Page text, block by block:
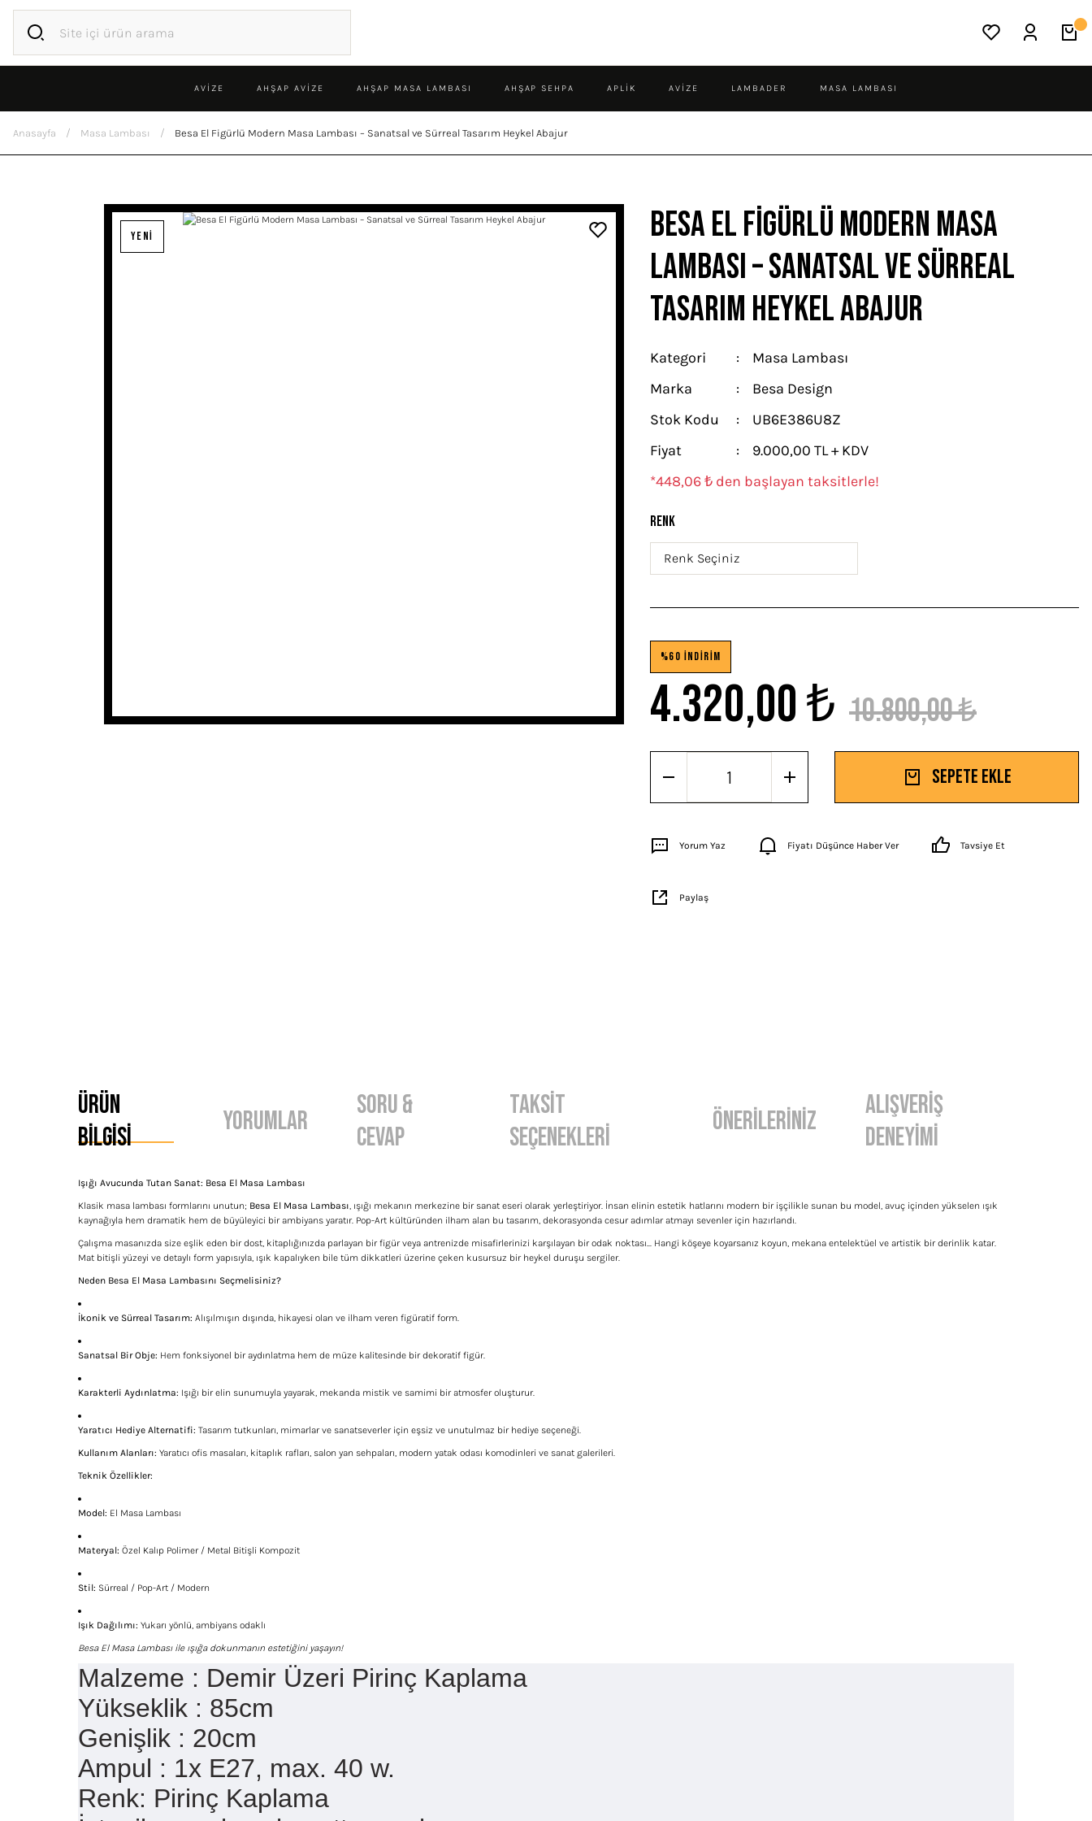
AVİZE AHŞAP AVIZE AHŞAP MASA LAMBASI AHŞAP SEHPA APLIK AVIZE LAMBADER MASA LAMBASI
Anasayfa Masa Lambası Besa El Figürlü Modern Masa Lambası – Sanatsal ve Sürreal Tasarım Heykel Abajur
YENİ
Besa El Figürlü Modern Masa
Lambası – Sanatsal ve Sürreal
Tasarım Heykel Abajur
Kategori
Masa Lambası
Marka
Besa Design
Stok Kodu
UB6E386U8Z
Fiyat
9.000,00 TL + KDV
*448,06 ₺ den başlayan taksitlerle!
Renk
%60 İNDİRİM
4.320,00 ₺ 10.800,00 ₺
Sepete Ekle
Yorum Yaz Fiyatı Düşünce Haber Ver Tavsiye Et
Paylaş
Ürün
Bilgisi
Yorumlar
Soru &
Cevap
Taksit
Seçenekleri
Önerileriniz
Alışveriş
Deneyimi
Işığı Avucunda Tutan Sanat: Besa El Masa Lambası
Klasik masa lambası formlarını unutun; Besa El Masa Lambası, ışığı mekanın merkezine bir sanat eseri olarak yerleştiriyor. İnsan elinin estetik hatlarını modern bir işçilikle sunan bu model, avuç içinden yükselen ışık
kaynağıyla hem dramatik hem de büyüleyici bir ambiyans yaratır. Pop-Art kültüründen ilham alan bu tasarım, dekorasyonda cesur adımlar atmayı sevenler için hazırlandı.
Çalışma masanızda size eşlik eden bir dost, kitaplığınızda parlayan bir figür veya antrenizde misafirlerinizi karşılayan bir odak noktası... Hangi köşeye koyarsanız koyun, mekana entelektüel ve artistik bir derinlik katar.
Mat bitişli yüzeyi ve detaylı form yapısıyla, ışık kapalıyken bile tüm dikkatleri üzerine çeken kusursuz bir heykel duruşu sergiler.
Neden Besa El Masa Lambasını Seçmelisiniz?
İkonik ve Sürreal Tasarım: Alışılmışın dışında, hikayesi olan ve ilham veren figüratif form.
Sanatsal Bir Obje: Hem fonksiyonel bir aydınlatma hem de müze kalitesinde bir dekoratif figür.
Karakterli Aydınlatma: Işığı bir elin sunumuyla yayarak, mekanda mistik ve samimi bir atmosfer oluşturur.
Yaratıcı Hediye Alternatifi: Tasarım tutkunları, mimarlar ve sanatseverler için eşsiz ve unutulmaz bir hediye seçeneği.
Kullanım Alanları: Yaratıcı ofis masaları, kitaplık rafları, salon yan sehpaları, modern yatak odası komodinleri ve sanat galerileri.
Teknik Özellikler:
Model: El Masa Lambası
Materyal: Özel Kalıp Polimer / Metal Bitişli Kompozit
Stil: Sürreal / Pop-Art / Modern
Işık Dağılımı: Yukarı yönlü, ambiyans odaklı
Besa El Masa Lambası ile ışığa dokunmanın estetiğini yaşayın!
Malzeme : Demir Üzeri Pirinç Kaplama
Yükseklik : 85cm
Genişlik : 20cm
Ampul : 1x E27, max. 40 w.
Renk: Pirinç Kaplama